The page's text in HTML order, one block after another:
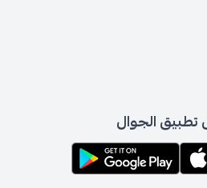
الجوال